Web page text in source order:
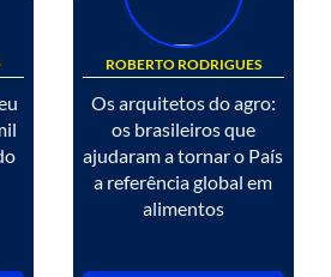
ROBERTO RODRIGUES
Os arquitetos do agro:
os brasileiros que
ajudaram a tornar o País
a referência global em
alimentos